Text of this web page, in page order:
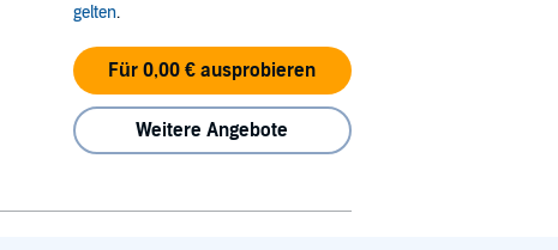
gelten.
Für 0,00 € ausprobieren
Weitere Angebote